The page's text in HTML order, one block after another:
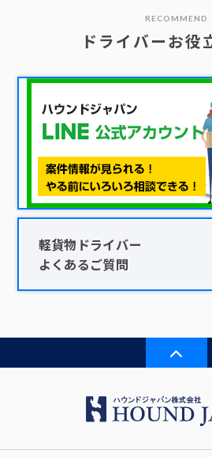
RECOMMEND
ドライバーお役
軽貨物ドライバー
よくあるご質問